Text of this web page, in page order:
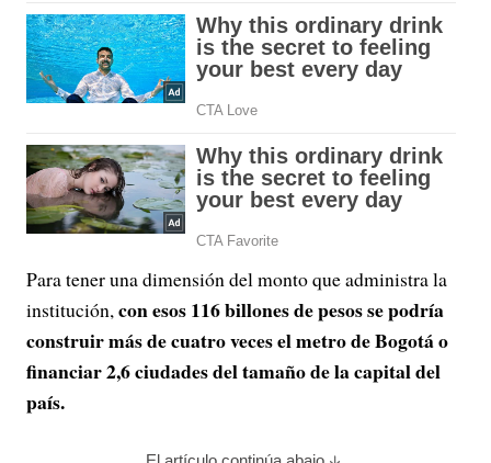
Para tener una dimensión del monto que administra la
institución, con esos 116 billones de pesos se podría
construir más de cuatro veces el metro de Bogotá o
financiar 2,6 ciudades del tamaño de la capital del
país.